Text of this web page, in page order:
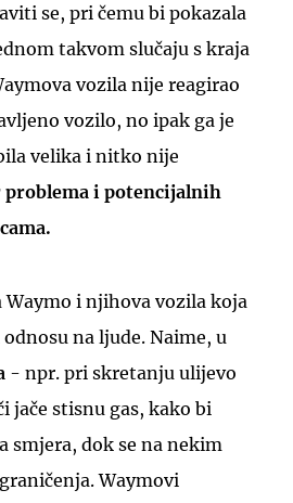
se, pri čemu bi pokazala
takvom slučaju s kraja
vozila nije reagirao
vozilo, no ipak ga je
velika i nitko nije
i potencijalnih
Waymo i njihova vozila koja
na ljude. Naime, u
- npr. pri skretanju ulijevo
jače stisnu gas, kako bi
smjera, dok se na nekim
Waymovi